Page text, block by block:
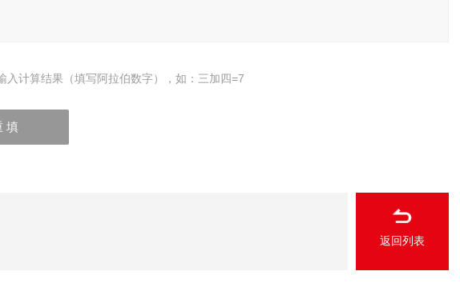
入计算结果（填写阿拉伯数字），如：三加四=7
返回列表